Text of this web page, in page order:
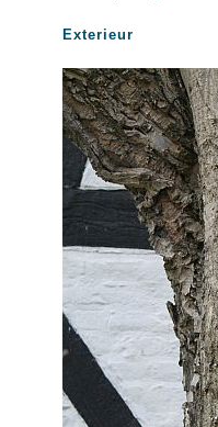
Exterieur